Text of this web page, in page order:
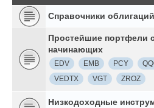
Справочники облигаций
Простейшие портфели
начинающих
EDV EMB PCY
VEDTX
VGT ZROZ
Низкодоходные